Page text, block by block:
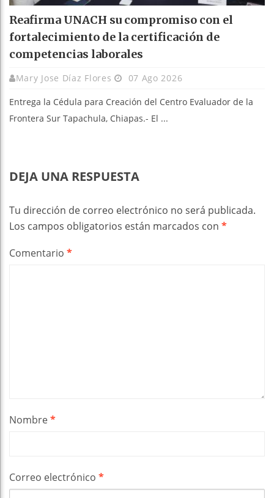
Reafirma UNACH su compromiso con el
fortalecimiento de la certificación de
competencias laborales
Mary Jose Díaz Flores 07 Ago 2026
Entrega la Cédula para Creación del Centro Evaluador de la
Frontera Sur Tapachula, Chiapas.- El ...
DEJA UNA RESPUESTA
Tu dirección de correo electrónico no será publicada.
Los campos obligatorios están marcados con *
Comentario *
Nombre*
Correo electrónico *